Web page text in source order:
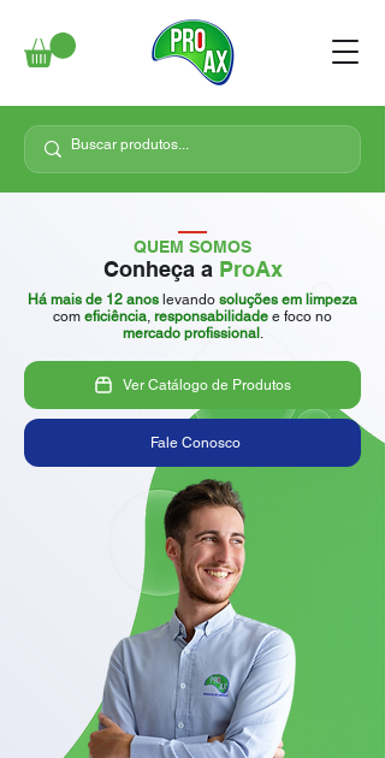
QUEM SOMOS
Conheça a ProAx
Há mais de 12 anos levando soluções em limpeza
com eficiência responsabilidade e foco no
mercado profissional.
Ver Catálogo de Produtos
Fale Conosco